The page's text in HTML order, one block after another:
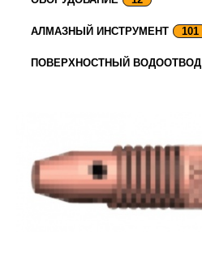
АЛМАЗНЫЙ ИНСТРУМЕНТ 101
ПОВЕРХНОСТНЫЙ ВОДООТВОД